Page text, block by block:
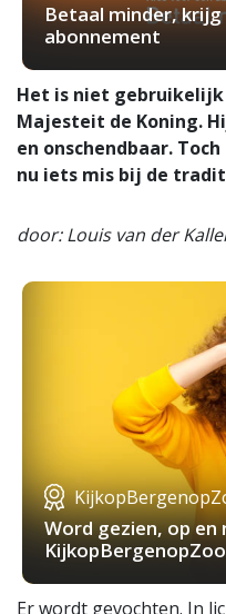
Betaal minder,
abonnement
Het is niet
Majesteit de Koning.
en onschendbaar.
nu iets mis bij de
door: Louis van der
Word gezien, op en
Er wordt gevochten. In